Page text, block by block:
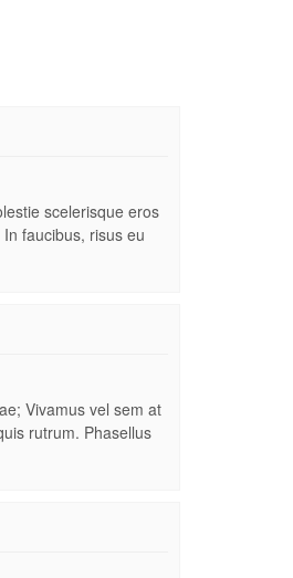
scelerisque eros
faucibus, risus eu
Vivamus vel sem at
rutrum. Phasellus